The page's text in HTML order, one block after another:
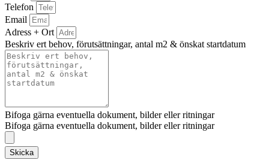
Telefon
Email
Adress + Ort
Beskriv ert behov, förutsättningar, antal m2 & önskat startdatum
Bifoga gärna eventuella dokument, bilder eller ritningar
Bifoga gärna eventuella dokument, bilder eller ritningar
Skicka